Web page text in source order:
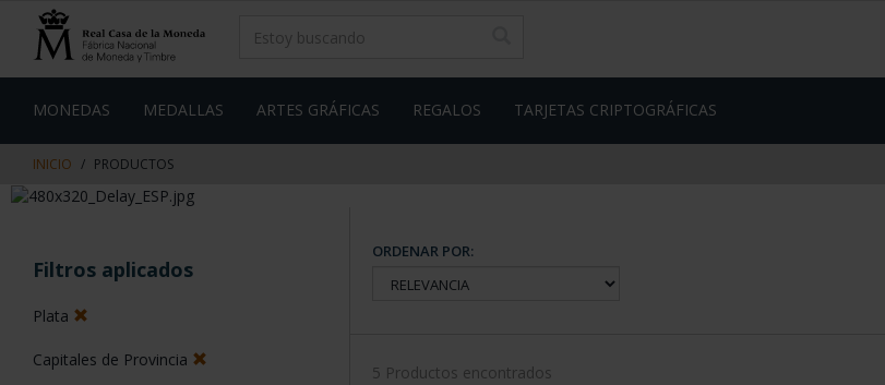
contenido
de
MONEDAS MEDALLAS ARTES GRÁFICAS REGALOS TARJETAS CRIPTOGRÁFICAS
INICIO PRODUCTOS
Filtros aplicados
Plata
Capitales de Provincia
ORDENAR POR:
5 Productos encontrados